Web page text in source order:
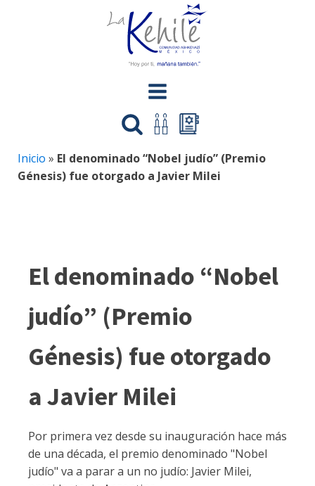
Inicio » El denominado “Nobel judío” (Premio
Génesis) fue otorgado a Javier Milei
El denominado “Nobel
judío” (Premio
Génesis) fue otorgado
a Javier Milei
Por primera vez desde su inauguración hace más
de una década, el premio denominado "Nobel
judío" va a parar a un no judío: Javier Milei,